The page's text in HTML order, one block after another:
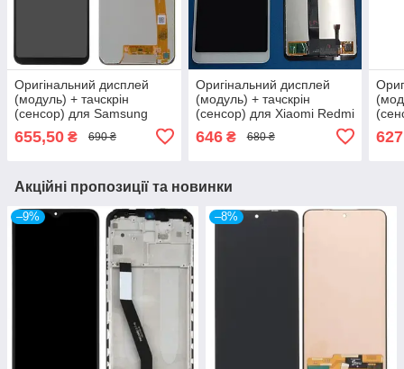
Оригінальний дисплей
(модуль) + тачскрін
(сенсор) для Samsung
Galaxy A20e A202, A202F,
SM-A202F/DS, A10e
655,50 ₴ 690 ₴
Оригінальний дисплей
(модуль) + тачскрін
(сенсор) для Xiaomi Redmi
M1804C3CG (білий колір)
646₴ 680 ₴
Акційні пропозиції та новинки
–9% –8%